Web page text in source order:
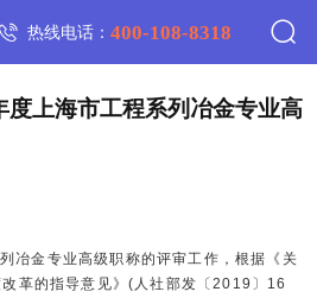
热线电话：400-108-8318
度上海市工程系列冶金专业高
冶金专业高级职称的评审工作，根据《关
革的指导意见》(人社部发〔2019〕16